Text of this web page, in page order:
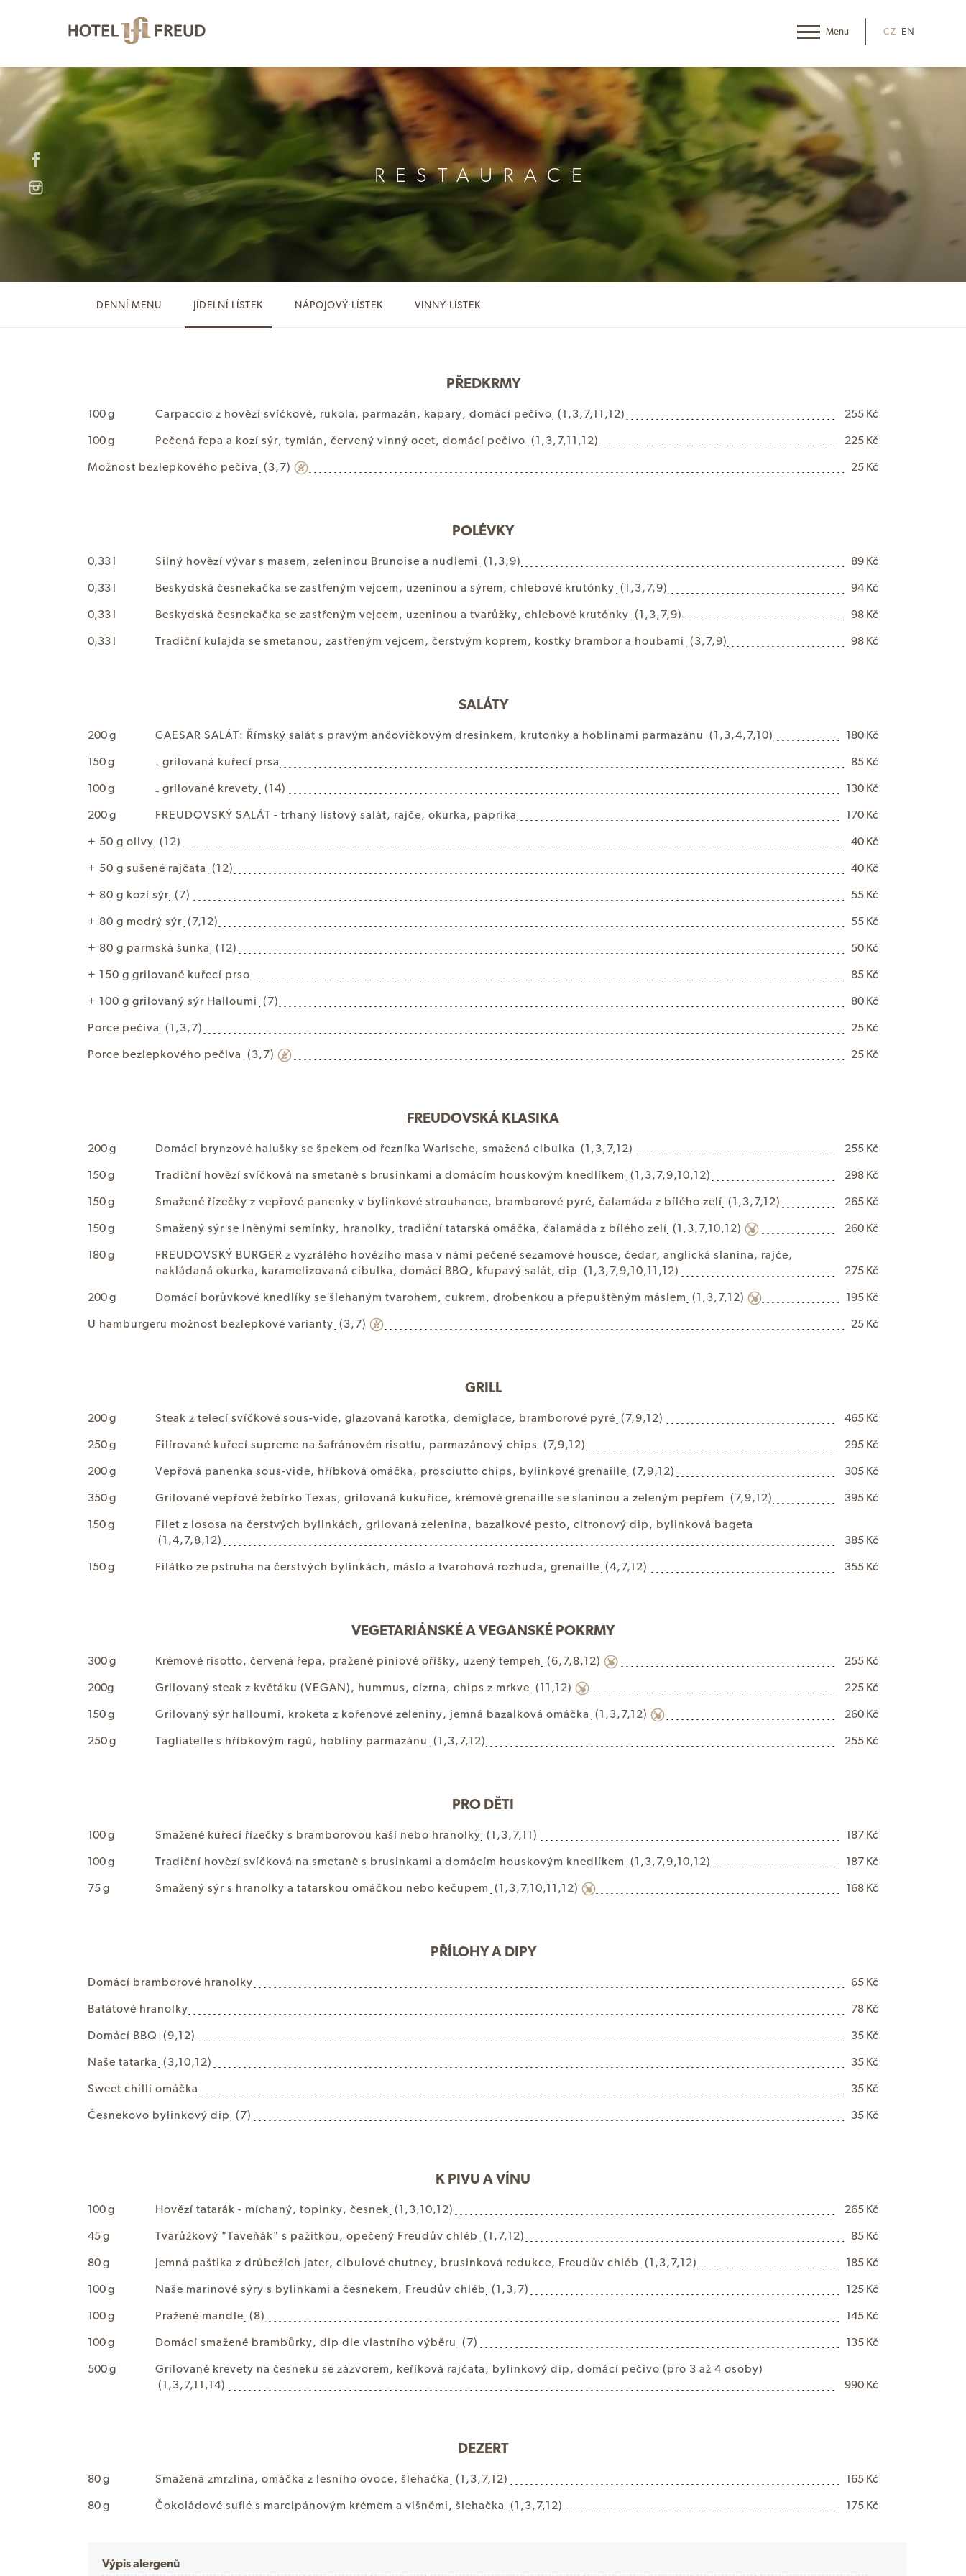
CZ EN
RESTAURACE
DENNÍ MENU JÍDELNÍ LÍSTEK NÁPOJOVÝ LÍSTEK VINNÝ LÍSTEK
PŘEDKRMY
100 g Carpaccio z hovězí svíčkové, rukola, parmazán, kapary, domácí pečivo (1,3,7,11,12)
255 Kč
100 g
Pečená řepa a kozí sýr, tymián, červený vinný ocet, domácí pečivo (1,3,7,11,12)
225 Kč
Možnost bezlepkového pečiva (3,7) 25 Kč
POLÉVKY
0,33 l Silný hovězí vývar s masem, zeleninou Brunoise a nudlemi (1,3,9)
89 Kč
0,33 l
Beskydská česnekačka se zastřeným vejcem, uzeninou a sýrem, chlebové krutónky (1,3,7,9)
94 Kč
0,33 l
Beskydská česnekačka se zastřeným vejcem, uzeninou a tvarůžky, chlebové krutónky (1,3,7,9)
98 Kč
0,33 l
Tradiční kulajda se smetanou, zastřeným vejcem, čerstvým koprem, kostky brambor a houbami (3,7,9) 98 Kč
SALÁTY
200 g CAESAR SALÁT: Římský salát s pravým ančovičkovým dresinkem, krutonky a hoblinami parmazánu (1,3,4,7,10)
180 Kč
150 g
₊ grilovaná kuřecí prsa
85 Kč
100 g
₊ grilované krevety (14)
130 Kč
200 g
FREUDOVSKÝ SALÁT - trhaný listový salát, rajče, okurka, paprika
170 Kč
+ 50 g olivy (12)
40 Kč
+ 50 g sušené rajčata (12)
40 Kč
+ 80 g kozí sýr (7)
55 Kč
+ 80 g modrý sýr (7,12)
55 Kč
+ 80 g parmská šunka (12)
50 Kč
+ 1 50 g grilované kuřecí prso
85 Kč
+ 100 g grilovaný sýr Halloumi (7)
80 Kč
Porce pečiva (1,3,7)
25 Kč
Porce bezlepkového pečiva (3,7) 25 Kč
FREUDOVSKÁ KLASIKA
200 g Domácí brynzové halušky se špekem od řezníka Warische, smažená cibulka (1,3,7,12)
255 Kč
150 g
Tradiční hovězí svíčková na smetaně s brusinkami a domácím houskovým knedlíkem (1,3,7,9,10,12)
298 Kč
150 g
Smažené řízečky z vepřové panenky v bylinkové strouhance, bramborové pyré, čalamáda z bílého zelí (1,3,7,12)
265 Kč
150 g
Smažený sýr se lněnými semínky, hranolky, tradiční tatarská omáčka, čalamáda z bílého zelí (1,3,7,10,12)
260 Kč
180 g
FREUDOVSKÝ BURGER z vyzrálého hovězího masa v námi pečené sezamové housce, čedar, anglická slanina, rajče,
nakládaná okurka, karamelizovaná cibulka, domácí BBQ, křupavý salát, dip (1,3,7,9,10,11,12)
275 Kč
200 g
Domácí borůvkové knedlíky se šlehaným tvarohem, cukrem, drobenkou a přepuštěným máslem (1,3,7,12)
195 Kč
U hamburgeru možnost bezlepkové varianty (3,7) 25 Kč
GRILL
200 g Steak z telecí svíčkové sous-vide, glazovaná karotka, demiglace, bramborové pyré (7,9,12)
465 Kč
250 g
Filírované kuřecí supreme na šafránovém risottu, parmazánový chips (7,9,12)
295 Kč
200 g
Vepřová panenka sous-vide, hříbková omáčka, prosciutto chips, bylinkové grenaille (7,9,12)
305 Kč
350 g
Grilované vepřové žebírko Texas, grilovaná kukuřice, krémové grenaille se slaninou a zeleným pepřem (7,9,12)
395 Kč
150 g
Filet z lososa na čerstvých bylinkách, grilovaná zelenina, bazalkové pesto, citronový dip, bylinková bageta
(1,4,7,8,12)
385 Kč
150 g
Filátko ze pstruha na čerstvých bylinkách, máslo a tvarohová rozhuda, grenaille (4,7,12) 355 Kč
VEGETARIÁNSKÉ A VEGANSKÉ POKRMY
300 g Krémové risotto, červená řepa, pražené piniové oříšky, uzený tempeh (6,7,8,12)
255 Kč
200g
Grilovaný steak z květáku (VEGAN), hummus, cizrna, chips z mrkve (11,12)
225 Kč
150 g
Grilovaný sýr halloumi, kroketa z kořenové zeleniny, jemná bazalková omáčka (1,3,7,12)
260 Kč
250 g
Tagliatelle s hříbkovým ragú, hobliny parmazánu (1,3,7,12) 255 Kč
PRO DĚTI
100 g Smažené kuřecí řízečky s bramborovou kaší nebo hranolky (1,3,7,11)
187 Kč
100 g
Tradiční hovězí svíčková na smetaně s brusinkami a domácím houskovým knedlíkem (1,3,7,9,10,12)
187 Kč
75 g
Smažený sýr s hranolky a tatarskou omáčkou nebo kečupem (1,3,7,10,11,12) 168 Kč
PŘÍLOHY A DIPY
Domácí bramborové hranolky
65 Kč
Batátové hranolky
78 Kč
Domácí BBQ (9,12)
35 Kč
Naše tatarka (3,10,12)
35 Kč
Sweet chilli omáčka
35 Kč
Česnekovo bylinkový dip (7) 35 Kč
K PIVU A VÍNU
100 g Hovězí tatarák - míchaný, topinky, česnek (1,3,10,12)
265 Kč
45 g
Tvarůžkový "Taveňák" s pažitkou, opečený Freudův chléb (1,7,12)
85 Kč
80 g
Jemná paštika z drůbežích jater, cibulové chutney, brusinková redukce, Freudův chléb (1,3,7,12)
185 Kč
100 g
Naše marinové sýry s bylinkami a česnekem, Freudův chléb (1,3,7)
125 Kč
100 g
Pražené mandle (8)
145 Kč
100 g
Domácí smažené brambůrky, dip dle vlastního výběru (7)
135 Kč
500 g
Grilované krevety na česneku se zázvorem, keříková rajčata, bylinkový dip, domácí pečivo (pro 3 až 4 osoby)
(1,3,7,11,14)
990 Kč
DEZERT
80 g Smažená zmrzlina, omáčka z lesního ovoce, šlehačka (1,3,7,12)
165 Kč
80 g
Čokoládové suflé s marcipánovým krémem a višněmi, šlehačka (1,3,7,12) 175 Kč
Výpis alergenů